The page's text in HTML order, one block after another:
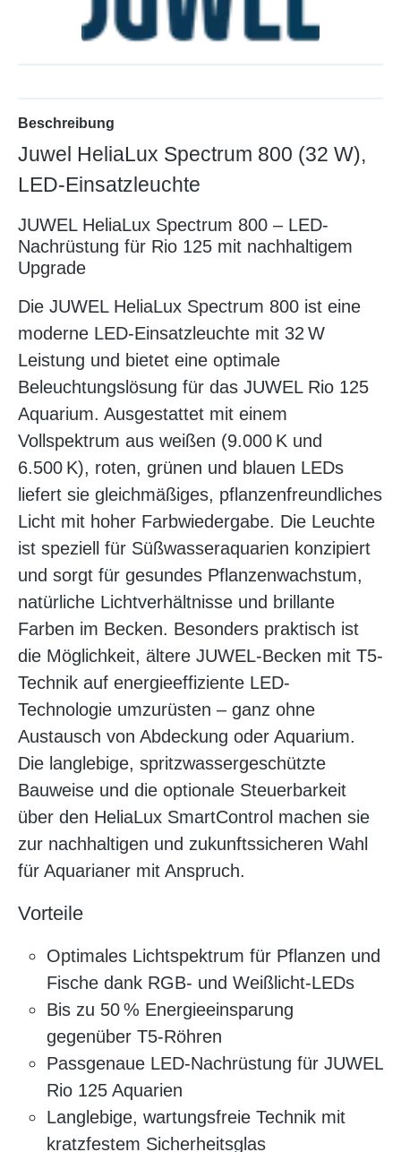
Beschreibung
Juwel HeliaLux Spectrum 800 (32 W),
LED-Einsatzleuchte
JUWEL HeliaLux Spectrum 800 – LED-
Nachrüstung für Rio 125 mit nachhaltigem
Upgrade
Die JUWEL HeliaLux Spectrum 800 ist eine
moderne LED-Einsatzleuchte mit 32 W
Leistung und bietet eine optimale
Beleuchtungslösung für das JUWEL Rio 125
Aquarium. Ausgestattet mit einem
Vollspektrum aus weißen (9.000 K und
6.500 K), roten, grünen und blauen LEDs
liefert sie gleichmäßiges, pflanzenfreundliches
Licht mit hoher Farbwiedergabe. Die Leuchte
ist speziell für Süßwasseraquarien konzipiert
und sorgt für gesundes Pflanzenwachstum,
natürliche Lichtverhältnisse und brillante
Farben im Becken. Besonders praktisch ist
die Möglichkeit, ältere JUWEL-Becken mit T5-
Technik auf energieeffiziente LED-
Technologie umzurüsten – ganz ohne
Austausch von Abdeckung oder Aquarium.
Die langlebige, spritzwassergeschützte
Bauweise und die optionale Steuerbarkeit
über den HeliaLux SmartControl machen sie
zur nachhaltigen und zukunftssicheren Wahl
für Aquarianer mit Anspruch.
Vorteile
Optimales Lichtspektrum für Pflanzen und
Fische dank RGB- und Weißlicht-LEDs
Bis zu 50 % Energieeinsparung
gegenüber T5-Röhren
Passgenaue LED-Nachrüstung für JUWEL
Rio 125 Aquarien
Langlebige, wartungsfreie Technik mit
kratzfestem Sicherheitsglas